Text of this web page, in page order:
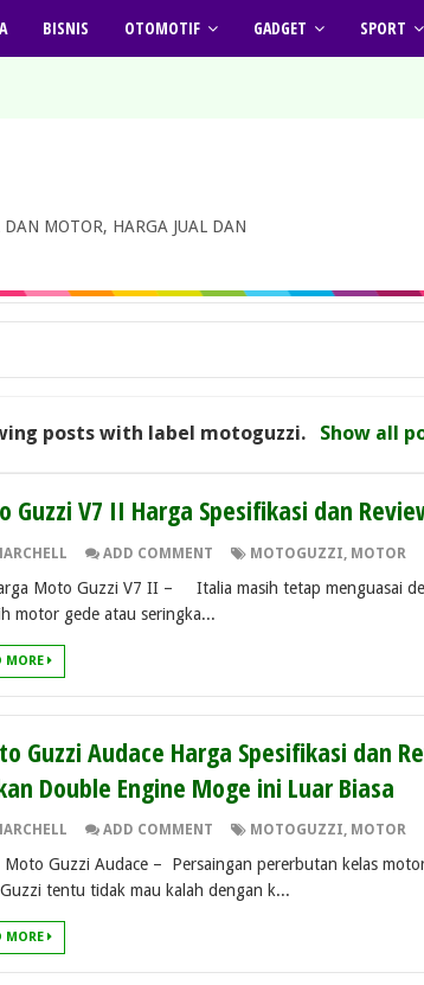
BISNIS OTOMOTIF GADGET SPORT
MOTOR, HARGA JUAL DAN
posts with label motoguzzi. Show all
Guzzi V7 II Harga Spesifikasi dan
ADD COMMENT MOTOGUZZI MOTOR
Moto Guzzi V7 II – Italia masih tetap menguasai
motor gede atau seringka...
MORE
Guzzi Audace Harga Spesifikasi dan
Double Engine Moge ini Luar Biasa
ADD COMMENT MOTOGUZZI, MOTOR
Moto Guzzi Audace – Persaingan pererbutan kelas
tentu tidak mau kalah dengan k...
MORE